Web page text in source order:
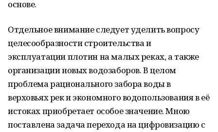
основе.
Отдельное внимание следует уделить вопросу
целесообразности строительства и
эксплуатации плотин на малых реках, а также
организации новых водозаборов. В целом
проблема рационального забора воды в
верховьях рек и экономного водопользования в её
истоках приобретает особое значение. Мною
поставлена задача перехода на цифровизацию с